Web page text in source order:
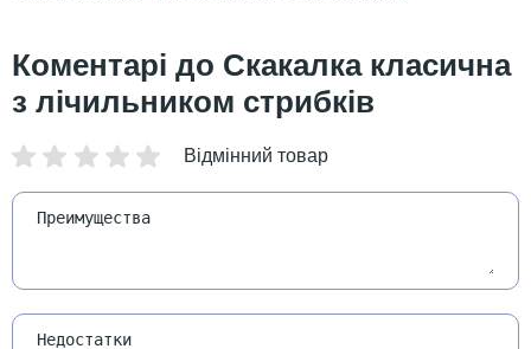
Скакалка класична
з лічильником стрибків